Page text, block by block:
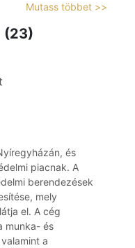
Mutass többet >>
(23)
és
piacnak. A
berendezések
mely
el. A cég
munka- és
a